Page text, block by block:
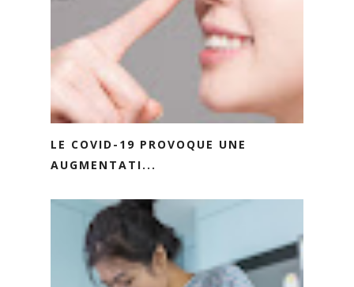
LE COVID-19 PROVOQUE UNE
AUGMENTATI...